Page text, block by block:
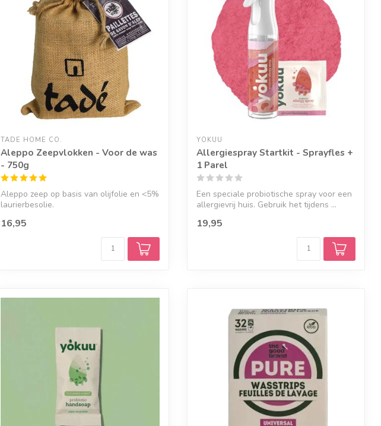
TADE HOME CO.
Aleppo Zeepvlokken - Voor de was
- 750g
Aleppo zeep op basis van olijfolie en <5%
laurierbesolie.
16,95
YOKUU
Allergiespray Startkit - Sprayfles +
1 Parel
Een speciale probiotische spray voor een
allergievrij huis. Gebruik het tijdens ...
19,95